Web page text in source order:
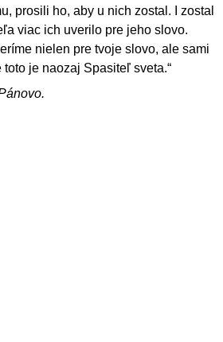
prosili ho, aby u nich zostal. I zostal
viac ich uverilo pre jeho slovo.
nielen pre tvoje slovo, ale sami
je naozaj Spasiteľ sveta.“